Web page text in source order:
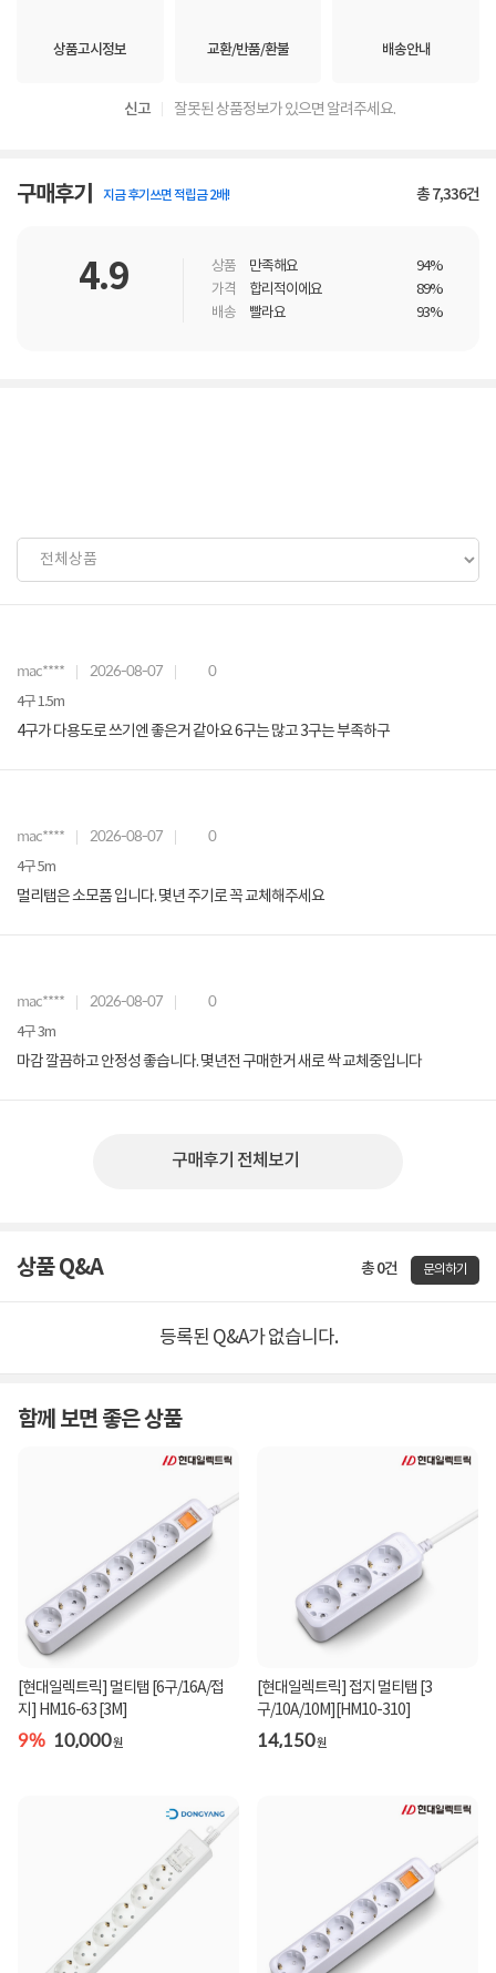
상품고시정보 교환/반품/환불 배송안내
신고 잘못된 상품정보가 있으면 알려주세요.
구매후기 지금 후기쓰면 적립금 2배! 총7,336건
4.9 상품 만족해요
94%
가격
합리적이에요
89%
배송
빨라요 93%
mac**** 2026-08-07 0
4구 1.5m
4구가 다용도로 쓰기엔 좋은거 같아요 6구는 많고 3구는 부족하구
mac**** 2026-08-07 0
4구 5m
멀리탭은 소모품 입니다. 몇년 주기로 꼭 교체해주세요
mac**** 2026-08-07 0
4구 3m
마감 깔끔하고 안정성 좋습니다. 몇년전 구매한거 새로 싹 교체중입니다
구매후기 전체보기
상품 Q&A 총 0건 문의하기
등록된 Q&A가 없습니다.
함께 보면 좋은 상품
[현대일렉트릭] 멀티탭 [6구/16A/접
지] HM16-63 [3M]
9% 10,000원
[현대일렉트릭] 접지 멀티탭 [3
구/10A/10M][HM10-310]
14,150원